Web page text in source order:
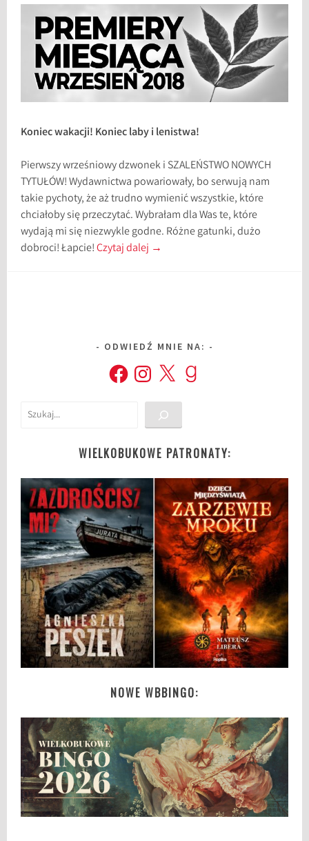
Koniec wakacji! Koniec laby i lenistwa!
Pierwszy wrześniowy dzwonek i SZALEŃSTWO NOWYCH
TYTUŁÓW! Wydawnictwa powariowały, bo serwują nam
takie pychoty, że aż trudno wymienić wszystkie, które
chciałoby się przeczytać. Wybrałam dla Was te, które
wydają mi się niezwykle godne. Różne gatunki, dużo
dobroci! Łapcie!Czytaj dalej →
ODWIEDŹ MNIE NA:
FacebookInstagram
X Goodreads
Szukaj
WIELKOBUKOWE PATRONATY:
NOWE WBBINGO: